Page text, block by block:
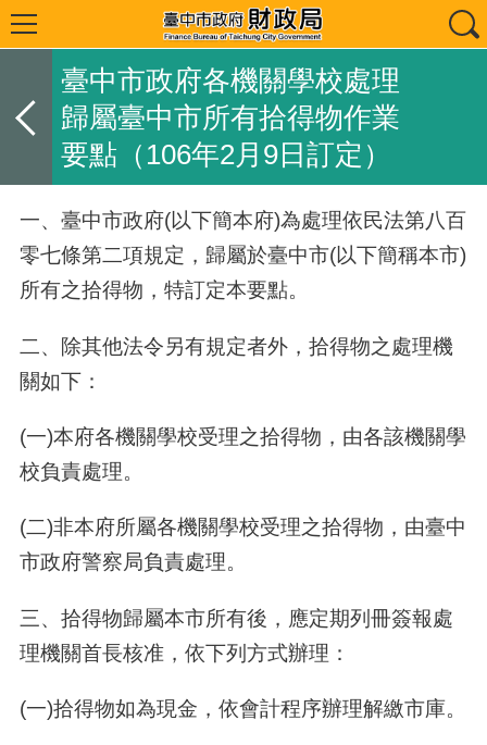
臺中市政府各機關學校處理
歸屬臺中市所有拾得物作業
要點（106年2月9日訂定）
一、臺中市政府(以下簡本府)為處理依民法第八百
零七條第二項規定，歸屬於臺中市(以下簡稱本市)
所有之拾得物，特訂定本要點。
二、除其他法令另有規定者外，拾得物之處理機
關如下：
(一)本府各機關學校受理之拾得物，由各該機關學
校負責處理。
(二)非本府所屬各機關學校受理之拾得物，由臺中
市政府警察局負責處理。
三、拾得物歸屬本市所有後，應定期列冊簽報處
理機關首長核准，依下列方式辦理：
(一)拾得物如為現金，依會計程序辦理解繳市庫。